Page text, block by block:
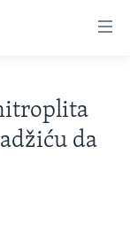
da